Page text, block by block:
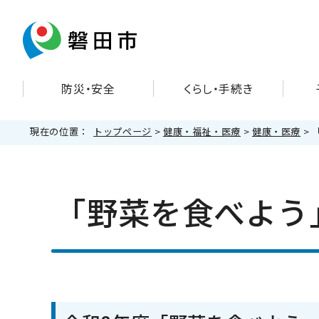
防災・安全 くらし・手続き
現在の位置： トップページ > 健康・福祉・医療 > 健康・医療 >
「野菜を食べよ